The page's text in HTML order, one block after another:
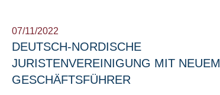
07/11/2022
DEUTSCH-NORDISCHE
JURISTENVEREINIGUNG MIT NEUEM
GESCHÄFTSFÜHRER